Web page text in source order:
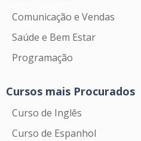
Comunicação e Vendas
Saúde e Bem Estar
Programação
Cursos mais Procurados
Curso de Inglês
Curso de Espanhol